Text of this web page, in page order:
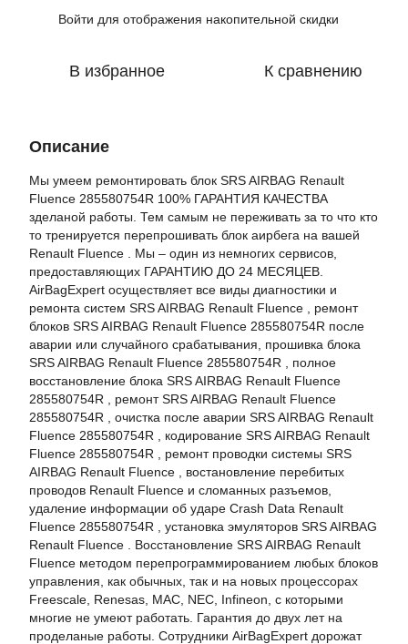
Войти для отображения накопительной скидки
В избранное К сравнению
Описание
Мы умеем ремонтировать блок SRS AIRBAG Renault
Fluence 285580754R 100% ГАРАНТИЯ КАЧЕСТВА
зделаной работы. Тем самым не переживать за то что кто
то тренируется перепрошивать блок аирбега на вашей
Renault Fluence . Мы – один из немногих сервисов,
предоставляющих ГАРАНТИЮ ДО 24 МЕСЯЦЕВ.
AirBagExpert осуществляет все виды диагностики и
ремонта систем SRS AIRBAG Renault Fluence , ремонт
блоков SRS AIRBAG Renault Fluence 285580754R после
аварии или случайного срабатывания, прошивка блока
SRS AIRBAG Renault Fluence 285580754R , полное
восстановление блока SRS AIRBAG Renault Fluence
285580754R , ремонт SRS AIRBAG Renault Fluence
285580754R , очистка после аварии SRS AIRBAG Renault
Fluence 285580754R , кодирование SRS AIRBAG Renault
Fluence 285580754R , ремонт проводки системы SRS
AIRBAG Renault Fluence , востановление перебитых
проводов Renault Fluence и сломанных разъемов,
удаление информации об ударе Crash Data Renault
Fluence 285580754R , установка эмуляторов SRS AIRBAG
Renault Fluence . Восстановление SRS AIRBAG Renault
Fluence методом перепрограммированием любых блоков
управления, как обычных, так и на новых процессорах
Freescale, Renesas, MAC, NEC, Infineon, с которыми
многие не умеют работать. Гарантия до двух лет на
проделаные работы. Сотрудники AirBagExpert дорожат